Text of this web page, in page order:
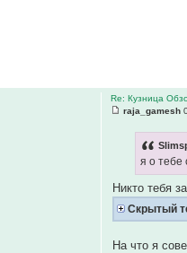
Re: Кузница
raja_gamesh
я о тебе
Никто тебя
Скрытый
На что я